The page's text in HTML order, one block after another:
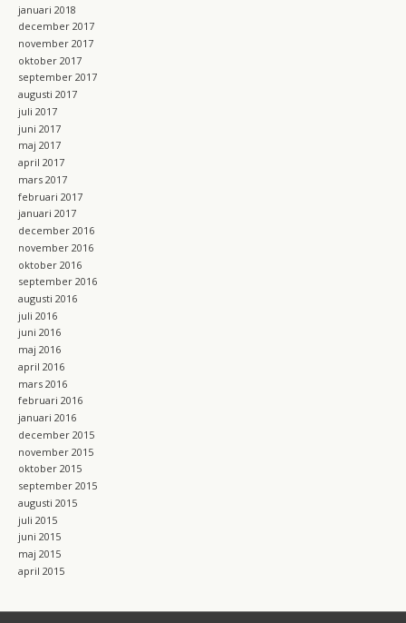
januari 2018
december 2017
november 2017
oktober 2017
september 2017
augusti 2017
juli 2017
juni 2017
maj 2017
april 2017
mars 2017
februari 2017
januari 2017
december 2016
november 2016
oktober 2016
september 2016
augusti 2016
juli 2016
juni 2016
maj 2016
april 2016
mars 2016
februari 2016
januari 2016
december 2015
november 2015
oktober 2015
september 2015
augusti 2015
juli 2015
juni 2015
maj 2015
april 2015